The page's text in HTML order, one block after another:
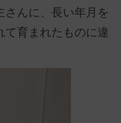
さんに、長い年月を
て育まれたものに違